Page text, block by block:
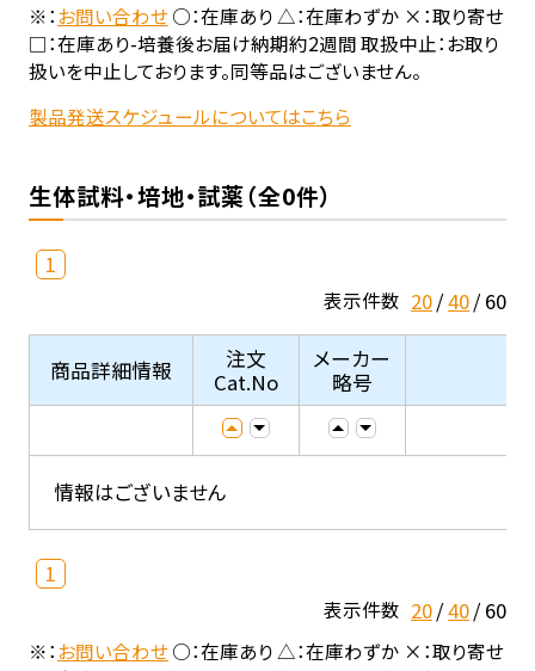
※：お問い合わせ○：在庫あり △：在庫わずか ×：取り寄せ
□：在庫あり-培養後お届け納期約2週間 取扱中止：お取り
扱いを中止しております。同等品はございません。
製品発送スケジュールについてはこちら
生体試料・培地・試薬（全0件）
1
表示件数 20 40 60
商品詳細情報
注文
Cat.No
メーカー
略号
情報はございません
1
表示件数 20 40 60
※：お問い合わせ○：在庫あり △：在庫わずか ×：取り寄せ